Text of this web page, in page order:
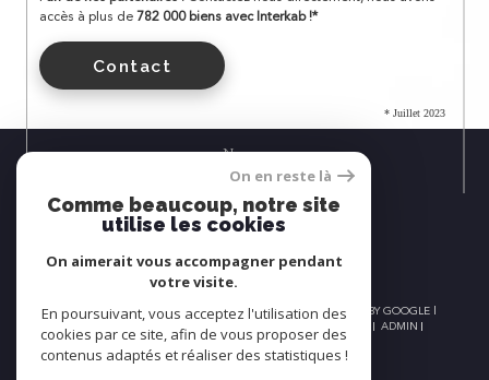
accès à plus de 782 000 biens avec Interkab !*
Contact
* Juillet 2023
Nous
ADHÉRONS
© 2026 | TOUS DROITS RÉSERVÉS | TRADUCTION POWERED BY GOOGLE |
PLAN DU SITE
ADMIN
NOS LIENS
POLITIQUE RGPD COOKIES
On en reste là
Comme beaucoup, notre site
utilise les cookies
On aimerait vous accompagner pendant
votre visite.
En poursuivant, vous acceptez l'utilisation des
cookies par ce site, afin de vous proposer des
contenus adaptés et réaliser des statistiques !